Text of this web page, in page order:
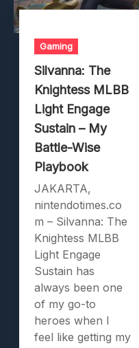
Gaming
Silvanna: The
Knightess MLBB
Light Engage
Sustain – My
Battle-Wise
Playbook
JAKARTA,
nintendotimes.co
m – Silvanna: The
Knightess MLBB
Light Engage
Sustain has
always been one
of my go-to
heroes when I
feel like getting my